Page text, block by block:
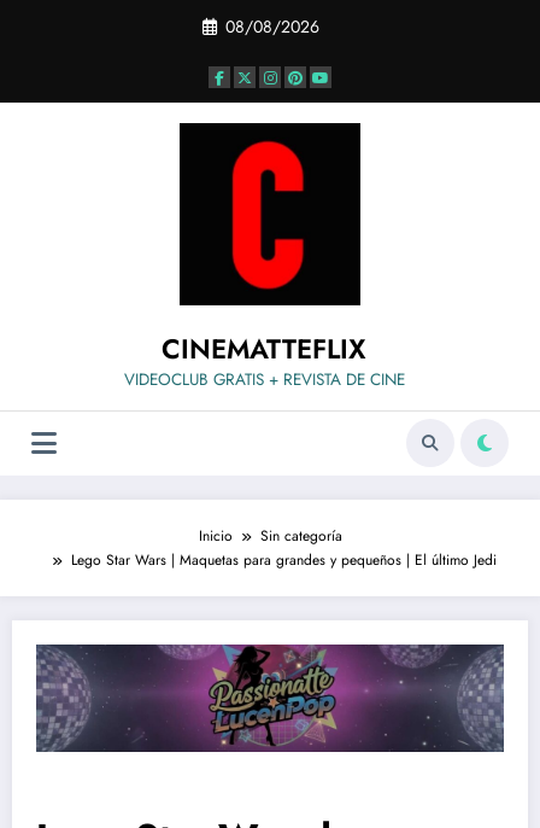
08/08/2026
CINEMATTEFLIX
VIDEOCLUB GRATIS + REVISTA DE CINE
Inicio
Sin categoría
Lego Star Wars | Maquetas para grandes y pequeños | El último Jedi